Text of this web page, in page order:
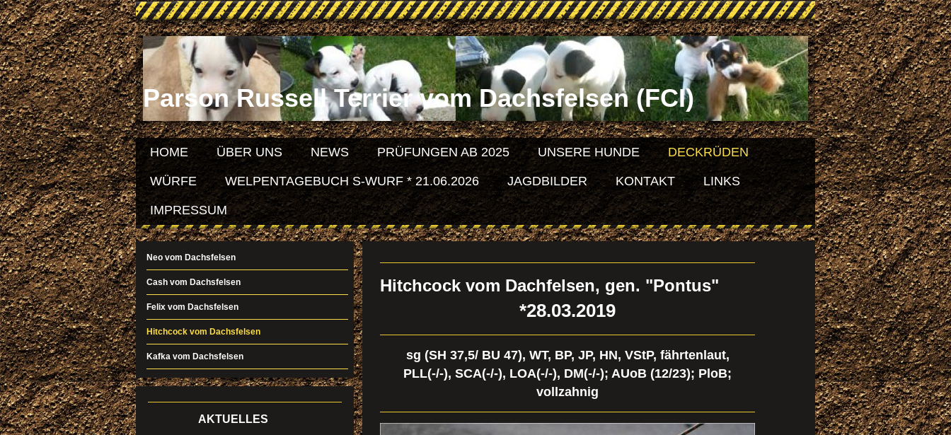
Parson Russell Terrier vom Dachsfelsen (FCI)
HOME ÜBER UNS NEWS PRÜFUNGEN AB 2025 UNSERE HUNDE DECKRÜDEN
WÜRFE WELPENTAGEBUCH S-WURF * 21.06.2026 JAGDBILDER KONTAKT LINKS
IMPRESSUM
Hitchcock vom Dachfelsen, gen. "Pontus"
*28.03.2019
sg (SH 37,5/ BU 47), WT, BP, JP, HN, VStP, fährtenlaut,
PLL(-/-), SCA(-/-), LOA(-/-), DM(-/-); AUoB (12/23); PloB;
vollzahnig
Neo vom Dachsfelsen
Cash vom Dachsfelsen
Felix vom Dachsfelsen
Hitchcock vom Dachsfelsen
Kafka vom Dachsfelsen
AKTUELLES